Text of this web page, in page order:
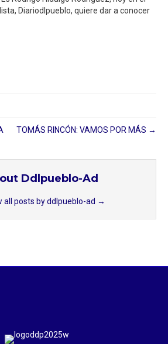
Diariodlpueblo, quiere dar a conocer
TOMÁS RINCÓN: VAMOS POR MÁS →
Ddlpueblo-Ad
all posts by ddlpueblo-ad →